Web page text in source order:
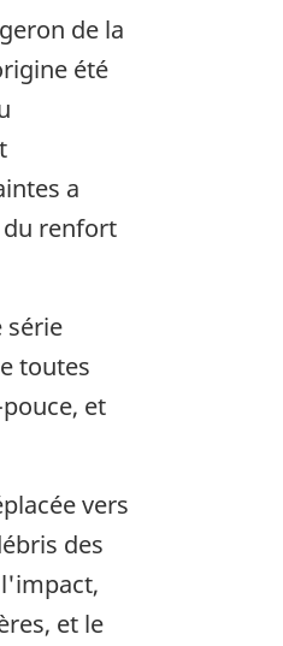
de la
été
a
du renfort
série
toutes
et
vers
des
et le